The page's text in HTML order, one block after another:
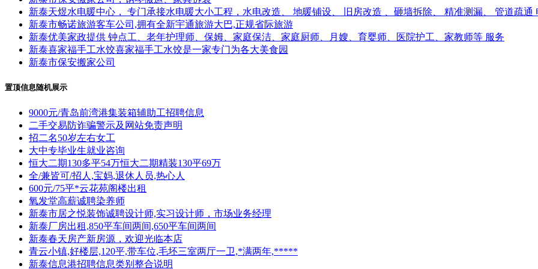
新泰天煜水电暖中心， 专门承接水电暖大小工程，水电改造、 地暖铺设、 旧房改造 、砸墙拆除、 精准测漏、 管道疏通
新泰市畅诺旅游客车公司,拥有全新宇通旅游大巴,正规省际旅游
新泰优美家政提供 钟点工、老年护理师、保姆、家庭保洁、家庭厨师、月嫂、育婴师、医院护工、家教师等 服务
新泰喜家福手工水饺喜家福手工水饺是一家专门为各大美食园
新泰市保安搬家公司
置顶信息随机展示
9000元/青岛前湾港集装箱辅助工招聘信息
二手交易防诈骗警示及网站免责声明
招二名50岁左右女工
大中专毕业生就业咨询
恒大二期130多平54万恒大二期精装130平69万
全/兼皆可/招人,宝妈,退休人员,热心人
600元/75平*云花苑阁楼出租
氧发堂高薪诚聘染养师
新泰市居之悦装饰诚聘设计师,实习设计师，市场业务经理
新泰厂房出租,850平车间两间,650平车间两间
新泰春天房产新房源，欢迎光临本店
青云小镇,好楼层,120平,带车位,毛坯三室两厅一卫,*满两年,*****
新泰信息港招聘信息类别整合说明